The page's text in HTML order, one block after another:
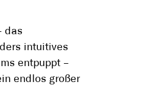
das
intuitives
entpuppt –
endlos großer